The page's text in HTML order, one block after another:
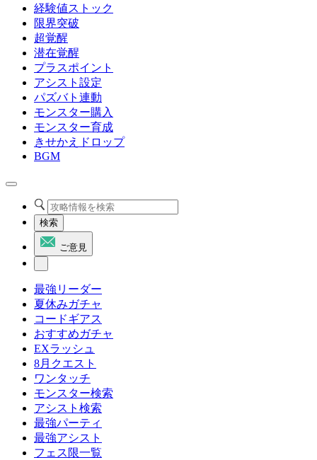
経験値ストック
限界突破
超覚醒
潜在覚醒
プラスポイント
アシスト設定
パズバト連動
モンスター購入
モンスター育成
きせかえドロップ
BGM
検索
ご意見
最強リーダー
夏休みガチャ
コードギアス
おすすめガチャ
EXラッシュ
8月クエスト
ワンタッチ
モンスター検索
アシスト検索
最強パーティ
最強アシスト
フェス限一覧